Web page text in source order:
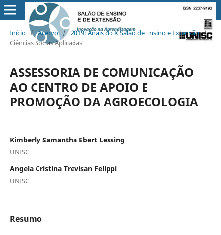
Início / Acervo / 2019: Anais do X Salão de Ensino e Extensão /
Ciências Socias Aplicadas
ASSESSORIA DE COMUNICAÇÃO
AO CENTRO DE APOIO E
PROMOÇÃO DA AGROECOLOGIA
Kimberly Samantha Ebert Lessing
UNISC
Angela Cristina Trevisan Felippi
UNISC
Resumo